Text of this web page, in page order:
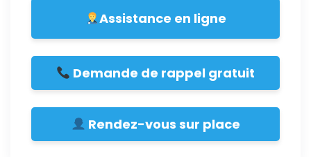
Assistance en ligne
Demande de rappel gratuit
Rendez-vous sur place